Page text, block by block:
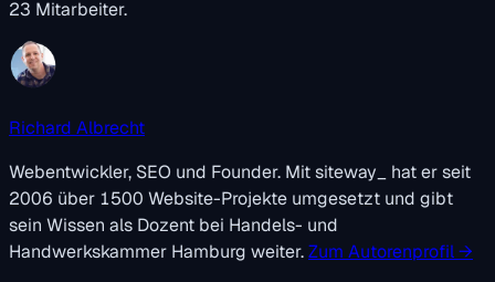
23 Mitarbeiter.
Richard Albrecht
Webentwickler, SEO und Founder. Mitsiteway
hat er seit
2006 über 1500 Website-Projekte umgesetzt und gibt
sein Wissen als Dozent bei Handels- und
Handwerkskammer Hamburg weiter.Zum Autorenprofil →